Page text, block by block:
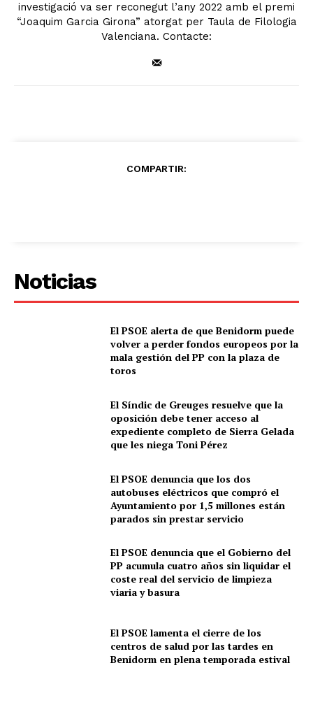
investigació va ser reconegut l’any 2022 amb el premi
“Joaquim Garcia Girona” atorgat per Taula de Filologia
Valenciana. Contacte:
COMPARTIR:
Noticias
El PSOE alerta de que Benidorm puede
volver a perder fondos europeos por la
mala gestión del PP con la plaza de
toros
El Síndic de Greuges resuelve que la
oposición debe tener acceso al
expediente completo de Sierra Gelada
que les niega Toni Pérez
El PSOE denuncia que los dos
autobuses eléctricos que compró el
Ayuntamiento por 1,5 millones están
parados sin prestar servicio
El PSOE denuncia que el Gobierno del
PP acumula cuatro años sin liquidar el
coste real del servicio de limpieza
viaria y basura
El PSOE lamenta el cierre de los
centros de salud por las tardes en
Benidorm en plena temporada estival